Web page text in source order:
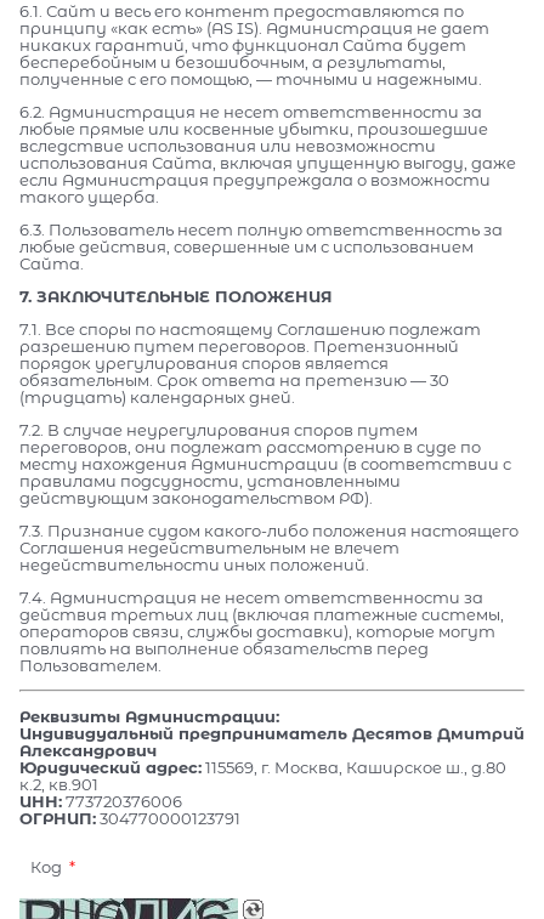
6.1. Сайт и весь его контент предоставляются по
принципу «как есть» (AS IS). Администрация не дает
никаких гарантий, что функционал Сайта будет
бесперебойным и безошибочным, а результаты,
полученные с его помощью, — точными и надежными.
6.2. Администрация не несет ответственности за
любые прямые или косвенные убытки, произошедшие
вследствие использования или невозможности
использования Сайта, включая упущенную выгоду, даже
если Администрация предупреждала о возможности
такого ущерба.
6.3. Пользователь несет полную ответственность за
любые действия, совершенные им с использованием
Сайта.
7. ЗАКЛЮЧИТЕЛЬНЫЕ ПОЛОЖЕНИЯ
7.1. Все споры по настоящему Соглашению подлежат
разрешению путем переговоров. Претензионный
порядок урегулирования споров является
обязательным. Срок ответа на претензию — 30
(тридцать) календарных дней.
7.2. В случае неурегулирования споров путем
переговоров, они подлежат рассмотрению в суде по
месту нахождения Администрации (в соответствии с
правилами подсудности, установленными
действующим законодательством РФ).
7.3. Признание судом какого-либо положения настоящего
Соглашения недействительным не влечет
недействительности иных положений.
7.4. Администрация не несет ответственности за
действия третьих лиц (включая платежные системы,
операторов связи, службы доставки), которые могут
повлиять на выполнение обязательств перед
Пользователем.
Реквизиты Администрации:
Индивидуальный предприниматель Десятов Дмитрий
Александрович
Юридический адрес:115569, г. Москва, Каширское ш., д.80
к.2, кв.901
ИНН:773720376006
ОГРНИП:304770000123791
Код